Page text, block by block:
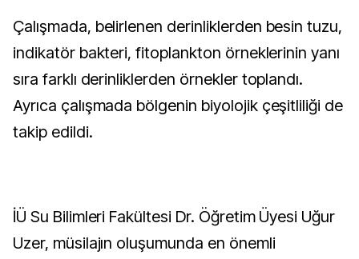
Çalışmada, belirlenen derinliklerden besin tuzu,
indikatör bakteri, fitoplankton örneklerinin yanı
sıra farklı derinliklerden örnekler toplandı.
Ayrıca çalışmada bölgenin biyolojik çeşitliliği de
takip edildi.
İÜ Su Bilimleri Fakültesi Dr. Öğretim Üyesi Uğur
Uzer, müsilajın oluşumunda en önemli